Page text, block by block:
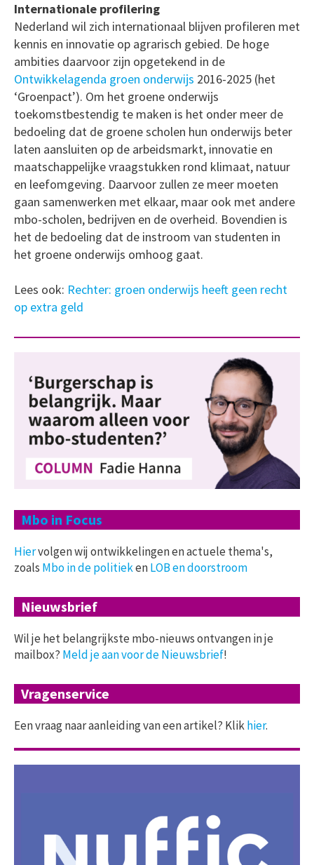
Internationale profilering
Nederland wil zich internationaal blijven profileren met
kennis en innovatie op agrarisch gebied. De hoge
ambities daarvoor zijn opgetekend in de
Ontwikkelagenda groen onderwijs 2016-2025 (het
‘Groenpact’). Om het groene onderwijs
toekomstbestendig te maken is het onder meer de
bedoeling dat de groene scholen hun onderwijs beter
laten aansluiten op de arbeidsmarkt, innovatie en
maatschappelijke vraagstukken rond klimaat, natuur
en leefomgeving. Daarvoor zullen ze meer moeten
gaan samenwerken met elkaar, maar ook met andere
mbo-scholen, bedrijven en de overheid. Bovendien is
het de bedoeling dat de instroom van studenten in
het groene onderwijs omhoog gaat.
Lees ook: Rechter: groen onderwijs heeft geen recht
op extra geld
Mbo in Focus
Hiervolgen wij ontwikkelingen en actuele thema's,
zoals Mbo in de politiekenLOB en doorstroom
Nieuwsbrief
Wil je het belangrijkste mbo-nieuws ontvangen in je
mailbox? Meld je aan voor de Nieuwsbrief!
Vragenservice
Een vraag naar aanleiding van een artikel? Klikhier.